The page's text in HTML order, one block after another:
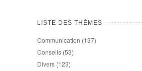
LISTE DES THÈMES
Communication (137)
Conseils (53)
Divers (123)